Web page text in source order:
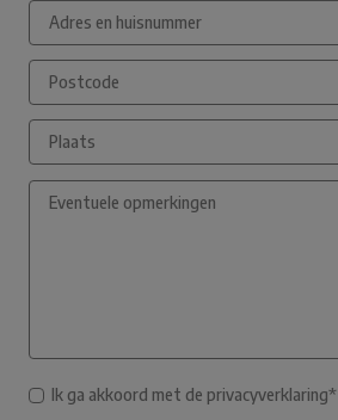
Ik ga akkoord met de privacyverklaring*